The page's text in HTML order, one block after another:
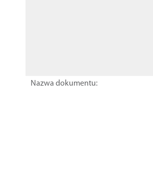
Nazwa dokumentu: